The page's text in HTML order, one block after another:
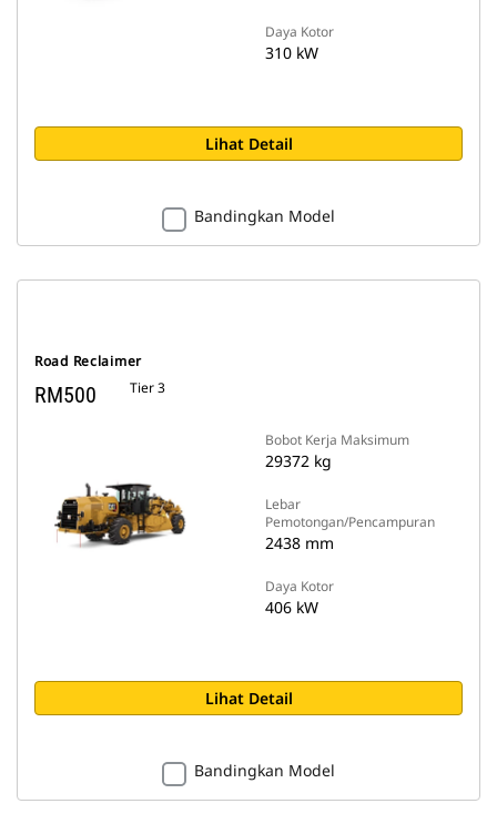
Daya Kotor
310 kW
Lihat Detail
Bandingkan Model
Road Reclaimer
RM500 Tier 3
Bobot Kerja Maksimum
29372 kg
Lebar
Pemotongan/Pencampuran
2438 mm
Daya Kotor
406 kW
Lihat Detail
Bandingkan Model